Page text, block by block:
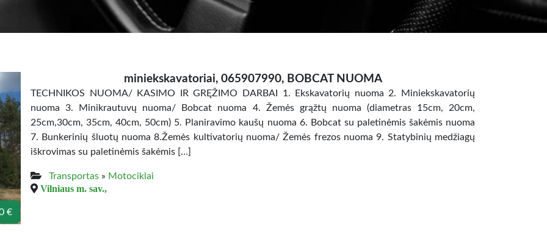
€
miniekskavatoriai, 065907990, BOBCAT NUOMA
TECHNIKOS NUOMA/ KASIMO IR GRĘŽIMO DARBAI 1. Ekskavatorių nuoma 2. Miniekskavatorių
nuoma 3. Minikrautuvų nuoma/ Bobcat nuoma 4. Žemės grąžtų nuoma (diametras 15cm, 20cm,
25cm,30cm, 35cm, 40cm, 50cm) 5. Planiravimo kaušų nuoma 6. Bobcat su paletinėmis šakėmis nuoma
7. Bunkerinių šluotų nuoma 8.Žemės kultivatorių nuoma/ Žemės frezos nuoma 9. Statybinių medžiagų
iškrovimas su paletinėmis šakėmis […]
Transportas » Motociklai
Vilniaus m. sav.,